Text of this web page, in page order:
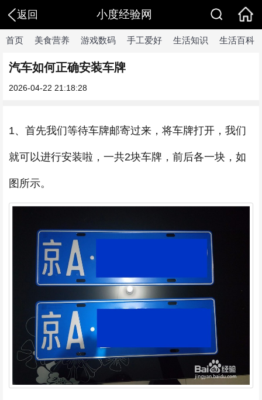
返回 小度经验网
首页 美食营养 游戏数码 手工爱好 生活知识 生活百科
汽车如何正确安装车牌
2026-04-22 21:18:28
1、首先我们等待车牌邮寄过来，将车牌打开，我们
就可以进行安装啦，一共2块车牌，前后各一块，如
图所示。